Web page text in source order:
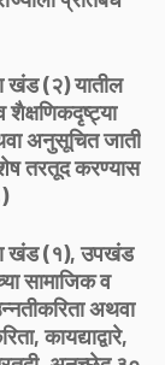
खंड (२) यातील
शैक्षणिकदृष्ट्या
अनुसूचित जाती
तरतूद करण्यास
खंड (१), उपखंड
सामाजिक व
अथवा
कायद्याद्वारे,